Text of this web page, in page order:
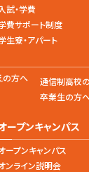
入試・学費
費サポート制度
生寮・アパート
の方へ
通信制高校
卒業生の方
ープンキャンパス
ープンキャンパス
ンライン説明会